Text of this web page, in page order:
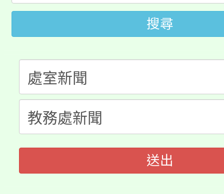
代理(課)教師甄選結果(
桃園市115學年度學生
生本土語及新住民語歌
代理(課)教師甄選結果(
公告本校115學年度第
代理(課)教師甄選結果(
轉知中國文化大學推廣
《TA101》溝通分析基
程，歡迎學生輔導中心
搜尋
送出